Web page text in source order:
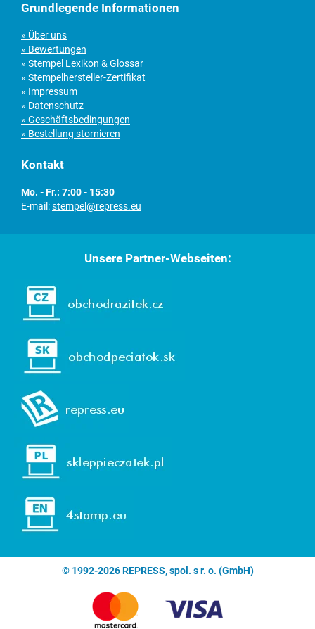
Grundlegende Informationen
» Über uns
» Bewertungen
» Stempel Lexikon & Glossar
» Stempelhersteller-Zertifikat
» Impressum
» Datenschutz
» Geschäftsbedingungen
» Bestellung stornieren
Kontakt
Mo. - Fr.: 7:00 - 15:30
E-mail:stempel@repress.eu
Unsere Partner-Webseiten:
© 1992-2026 REPRESS, spol. s r. o. (GmbH)